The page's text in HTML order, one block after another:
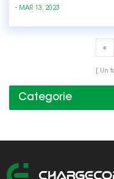
bilanciamento del carico...
- MAR 13, 2023
Un
Categorie